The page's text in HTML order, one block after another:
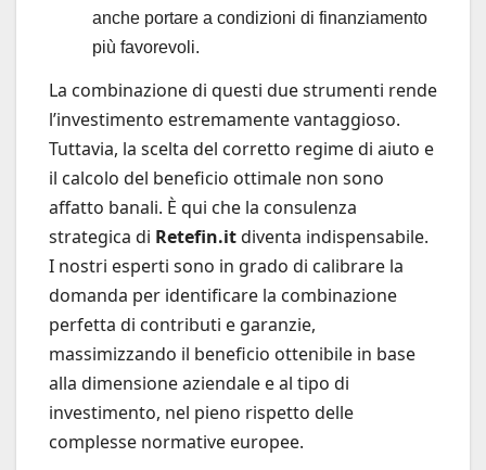
anche portare a condizioni di finanziamento
più favorevoli.
La combinazione di questi due strumenti rende
l’investimento estremamente vantaggioso.
Tuttavia, la scelta del corretto regime di aiuto e
il calcolo del beneficio ottimale non sono
affatto banali. È qui che la consulenza
strategica di Retefin.itdiventa indispensabile.
I nostri esperti sono in grado di calibrare la
domanda per identificare la combinazione
perfetta di contributi e garanzie,
massimizzando il beneficio ottenibile in base
alla dimensione aziendale e al tipo di
investimento, nel pieno rispetto delle
complesse normative europee.